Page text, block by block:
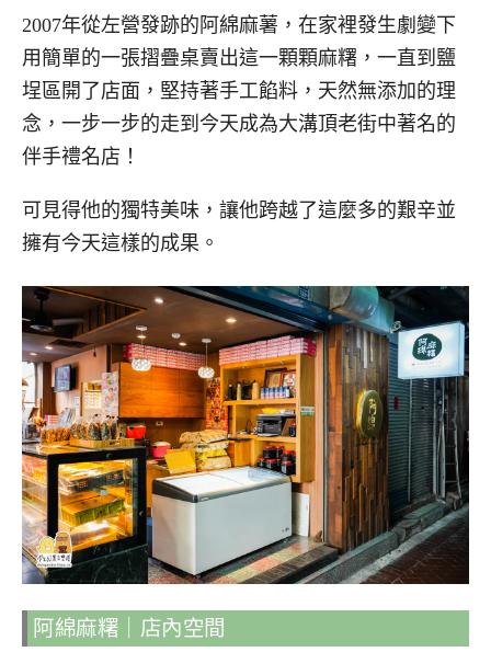
2007年從左營發跡的阿綿麻薯，在家裡發生劇變下
用簡單的一張摺疊桌賣出這一顆顆麻糬，一直到鹽
埕區開了店面，堅持著手工餡料，天然無添加的理
念，一步一步的走到今天成為大溝頂老街中著名的
伴手禮名店！
可見得他的獨特美味，讓他跨越了這麼多的艱辛並
擁有今天這樣的成果。
阿綿麻糬｜店內空間